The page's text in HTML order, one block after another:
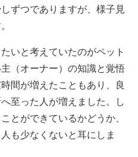
ずつでありますが、様子見
いと考えていたのがペット
（オーナー）の知識と覚悟
間が増えたこともあり、良
至った人が増えました。し
とができているかどうか、
も少なくないと耳にしま